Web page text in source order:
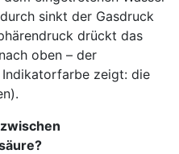
sinkt der Gasdruck
drückt das
oben – der
Indikatorfarbe zeigt: die